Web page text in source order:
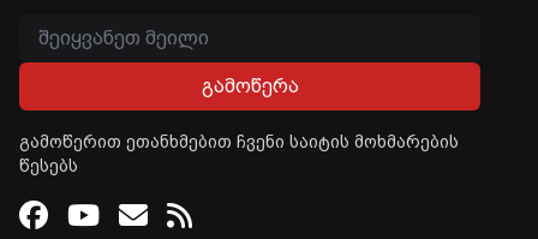
გამოწერა
გამოწერით ეთანხმებით ჩვენი საიტის მოხმარების
წესებს
Facebook
Youtube
Email
RSS